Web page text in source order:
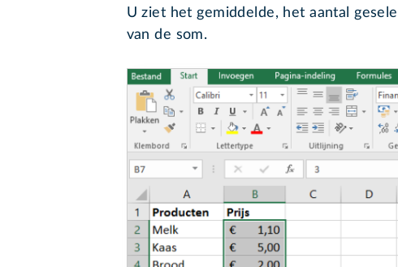
U ziet het gemiddelde, het aantal
van de som.